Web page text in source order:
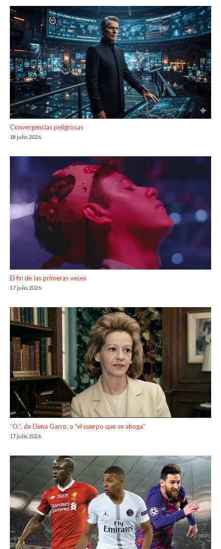
Convergencias peligrosas
18 julio, 2026
El fin de las primeras veces
17 julio, 2026
“O.”, de Elena Garro, o “el cuerpo que se ahoga”
17 julio, 2026